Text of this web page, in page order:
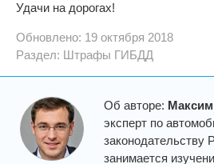
Удачи на дорогах!
Обновлено: 19 октября 2018
Раздел: Штрафы ГИБДД
Об авторе:
эксперт по
законодательству
занимается